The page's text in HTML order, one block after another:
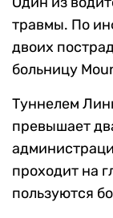
травмы. По
двоих
больницу
Туннелем
превышает
проходит на
пользуются